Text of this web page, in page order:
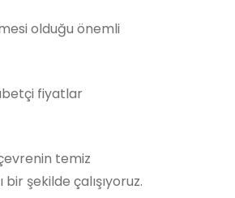
olduğu önemli
fiyatlar
temiz
şekilde çalışıyoruz.